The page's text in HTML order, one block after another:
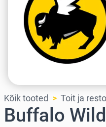
Kõik tooted Toit ja
Buffalo